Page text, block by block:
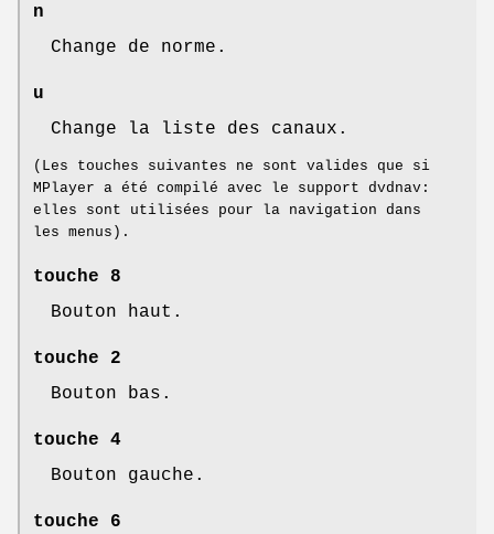
n
Change de norme.
u
Change la liste des canaux.
(Les touches suivantes ne sont valides que si
MPlayer a été compilé avec le support dvdnav:
elles sont utilisées pour la navigation dans
les menus).
touche 8
Bouton haut.
touche 2
Bouton bas.
touche 4
Bouton gauche.
touche 6